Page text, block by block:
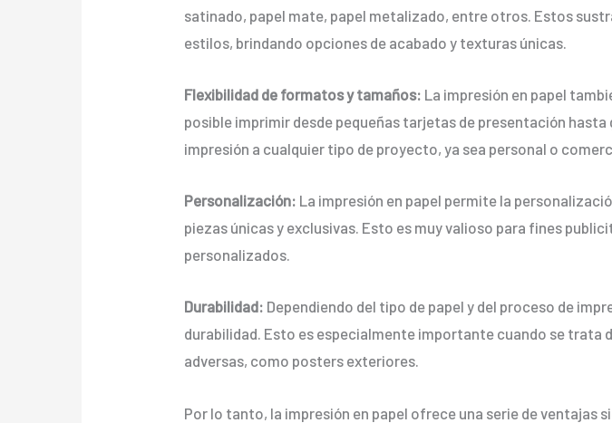
satinado, papel mate, papel metalizado, entre otros. Estos
estilos, brindando opciones de acabado y texturas únicas.
Flexibilidad de formatos y tamaños: La impresión en papel
posible imprimir desde pequeñas tarjetas de presentación
impresión a cualquier tipo de proyecto, ya sea personal o
Personalización: La impresión en papel permite la
piezas únicas y exclusivas. Esto es muy valioso para fines
personalizados.
Durabilidad: Dependiendo del tipo de papel y del proceso de
durabilidad. Esto es especialmente importante cuando se trata
adversas, como posters exteriores.
Por lo tanto, la impresión en papel ofrece una serie de